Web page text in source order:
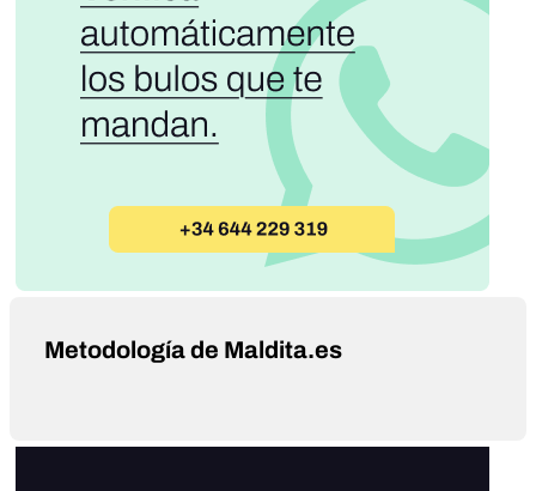
Metodología de Maldita.es